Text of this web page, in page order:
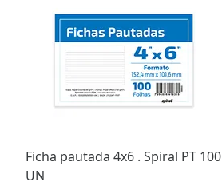
Ficha pautada 4x6 . Spiral PT 100
UN